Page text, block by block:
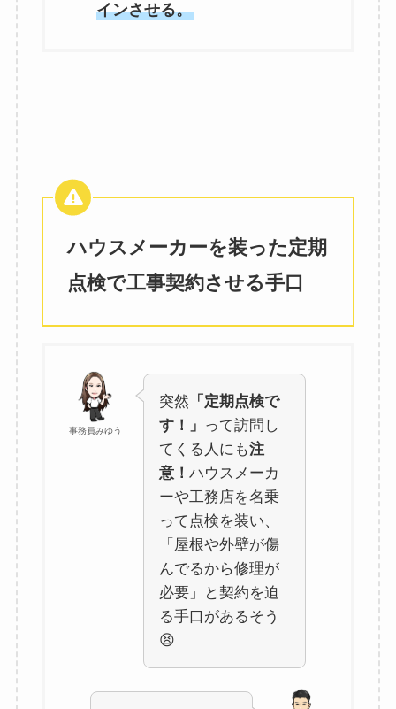
インさせる。
ハウスメーカーを装った定期
点検で工事契約させる手口
事務員みゆう
突然 「定期点検で
す！」 って訪問し
てくる人にも注
意！ ハウスメーカ
ーや工務店を名乗
って点検を装い、
「屋根や外壁が傷
んでるから修理が
必要」と契約を迫
る手口があるそう
😫